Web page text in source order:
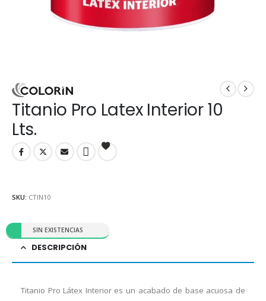
Titanio Pro Latex Interior 10
Lts.
SIN EXISTENCIAS
SKU: CTIN10
DESCRIPCIÓN
Titanio Pro Látex Interior es un acabado de base acuosa de